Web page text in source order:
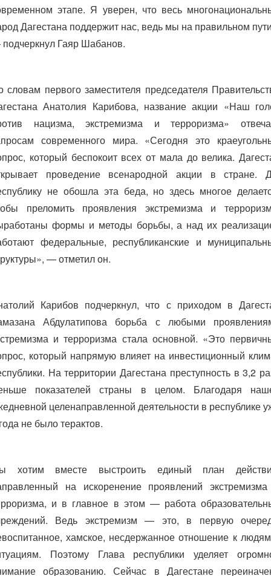
этапе. Я уверен, что весь
Дагестана поддержит нас, ведь мы на правильном
Гаяр Шабанов.
словам первого заместителя председателя
Анатолия Карибова, название акции «Наш
нацизма, экстремизма и терроризма»
современного мира. «Сегодня это
который беспокоит всех от мала до велика.
проведение всенародной акции в стране.
не обошла эта беда, но здесь многое
преломить проявления экстремизма и
формы и методы борьбы, а над их
федеральные, республиканские и
— отметил он.
Карибов подчеркнул, что с приходом в
Абдулатипова борьба с любыми
и терроризма стала основной. «Это
который напрямую влияет на инвестиционный
На территории Дагестана преступность в 3,2
показателей страны в целом. Благодаря
целенаправленной деятельности в республике
не было терактов.
хотим вместе выстроить единый план
на искоренение проявлений
и в главное в этом — работа
Ведь экстремизм — это, в первую
хамское, несдержанное отношение к
Поэтому Глава республики уделяет
образованию. Сейчас в Дагестане